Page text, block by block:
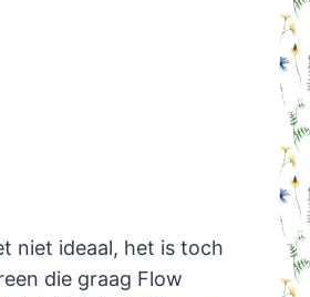
niet ideaal, het is toch
die graag Flow